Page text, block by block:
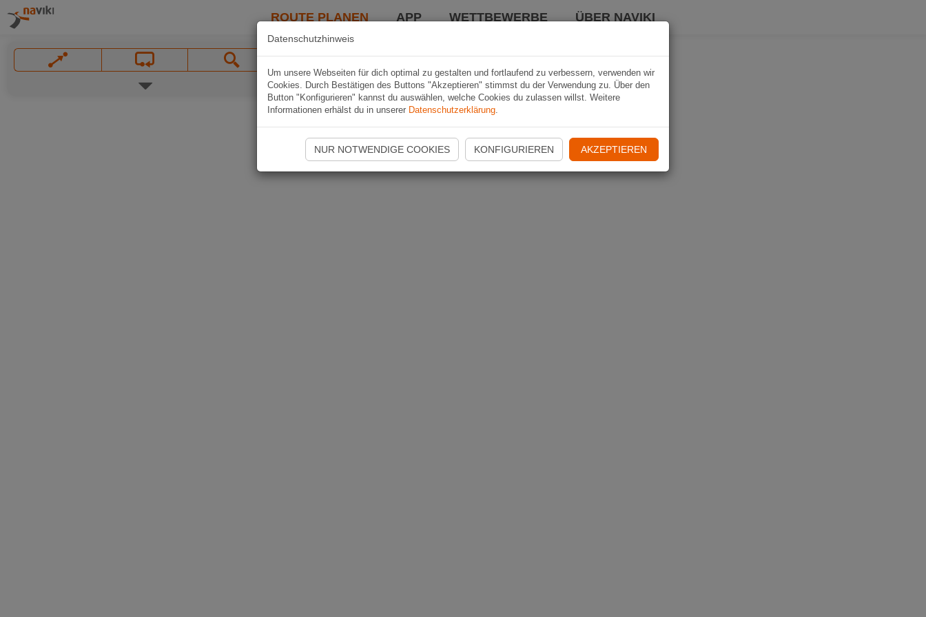
ROUTE PLANEN APP WETTBEWERBE ÜBER NAVIKI
Datenschutzhinweis
Um unsere Webseiten für dich optimal zu gestalten und fortlaufend zu verbessern, verwenden wir
Cookies. Durch Bestätigen des Buttons "Akzeptieren" stimmst du der Verwendung zu. Über den
Button "Konfigurieren" kannst du auswählen, welche Cookies du zulassen willst. Weitere
Informationen erhälst du in unserer Datenschutzerklärung.
NUR NOTWENDIGE COOKIES KONFIGURIEREN AKZEPTIEREN